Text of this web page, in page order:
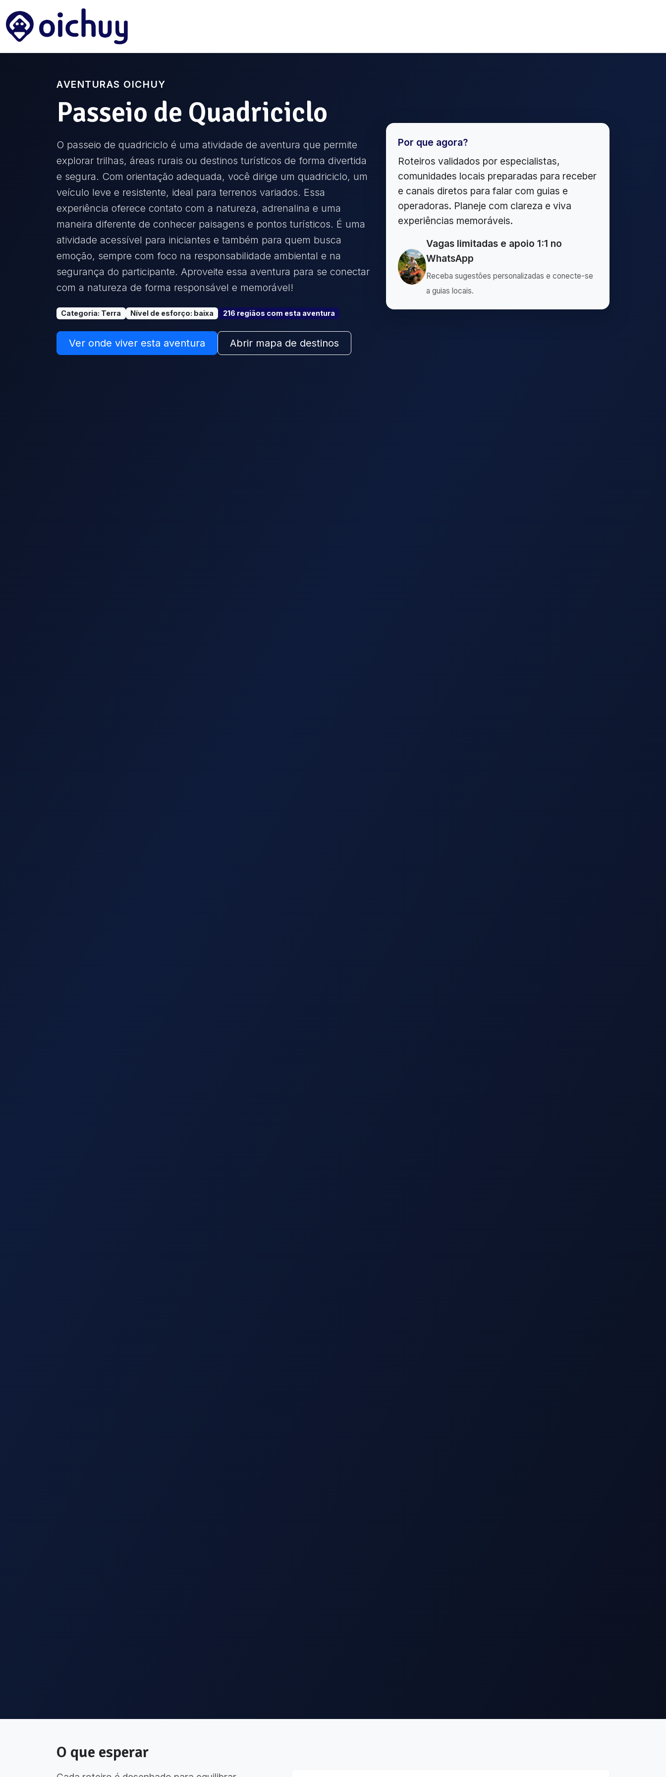
AVENTURAS OICHUY
Passeio de Quadriciclo
O passeio de quadriciclo é uma atividade de aventura que permite
explorar trilhas, áreas rurais ou destinos turísticos de forma divertida
e segura. Com orientação adequada, você dirige um quadriciclo, um
veículo leve e resistente, ideal para terrenos variados. Essa
experiência oferece contato com a natureza, adrenalina e uma
maneira diferente de conhecer paisagens e pontos turísticos. É uma
atividade acessível para iniciantes e também para quem busca
emoção, sempre com foco na responsabilidade ambiental e na
segurança do participante. Aproveite essa aventura para se conectar
com a natureza de forma responsável e memorável!
Categoria: Terra Nível de esforço: baixa 216 regiãos com esta aventura
Ver onde viver esta aventura Abrir mapa de destinos
Por que agora?
Roteiros validados por especialistas,
comunidades locais preparadas para receber
e canais diretos para falar com guias e
operadoras. Planeje com clareza e viva
experiências memoráveis.
Vagas limitadas e apoio 1:1 no
WhatsApp
Receba sugestões personalizadas e conecte-se
a guias locais.
O que esperar